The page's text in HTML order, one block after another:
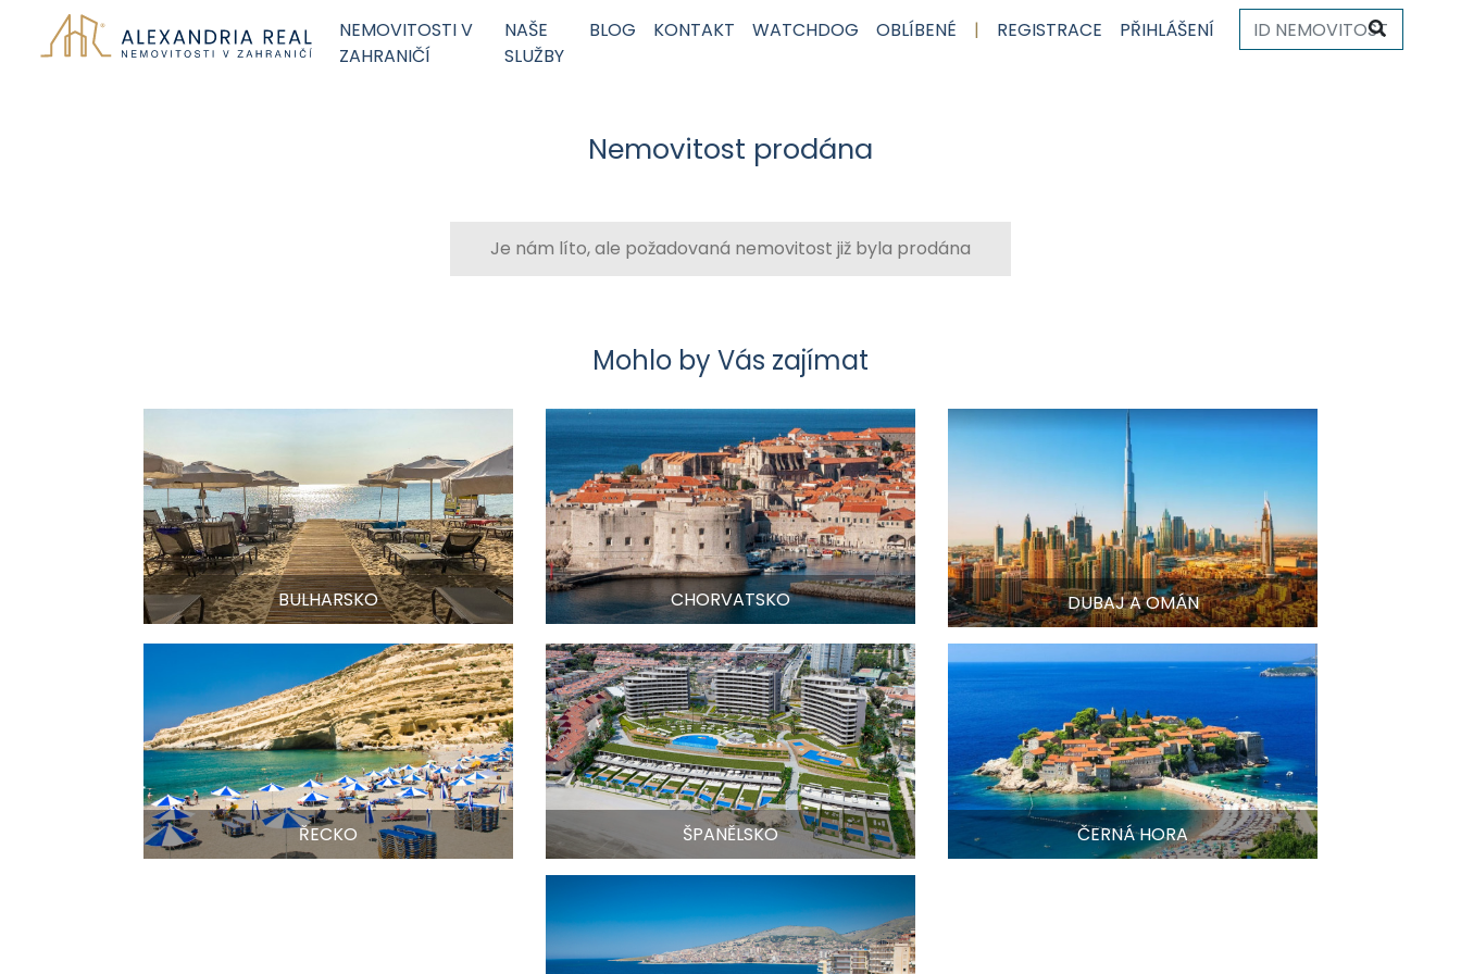
NEMOVITOSTI V
ZAHRANIČÍ
NAŠE
SLUŽBY
BLOG KONTAKT WATCHDOG OBLÍBENÉ | REGISTRACE PŘIHLÁŠENÍ
Nemovitost prodána
Je nám líto, ale požadovaná nemovitost již byla prodána
Mohlo by Vás zajímat
BULHARSKO CHORVATSKO DUBAJ A OMÁN
ŘECKO ŠPANĚLSKO ČERNÁ HORA